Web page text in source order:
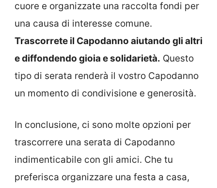
cuore e organizzate una raccolta fondi per
una causa di interesse comune.
Trascorrete il Capodanno aiutando gli altri
e diffondendo gioia e solidarietà. Questo
tipo di serata renderà il vostro Capodanno
un momento di condivisione e generosità.
In conclusione, ci sono molte opzioni per
trascorrere una serata di Capodanno
indimenticabile con gli amici. Che tu
preferisca organizzare una festa a casa,